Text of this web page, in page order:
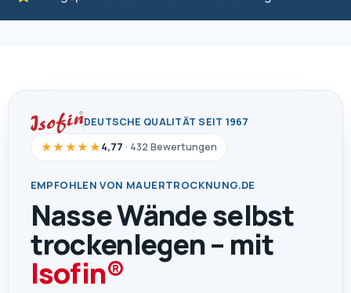
DEUTSCHE QUALITÄT SEIT 1967
★★★★★4,77 · 432 Bewertungen
EMPFOHLEN VON MAUERTROCKNUNG.DE
Nasse Wände selbst
trockenlegen – mit
Isofin®